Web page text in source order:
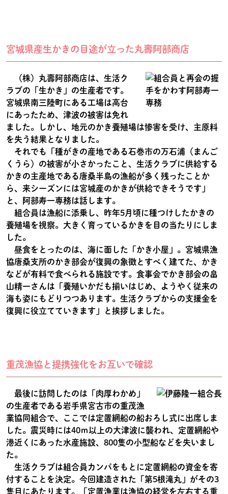
宮城県産生かきの目途が立った丸壽阿部商店
（株）丸壽阿部商店は、生活ク
ラブの「生かき」の生産者です。
宮城県南三陸町にある工場は高台
にあったため、津波の被害は免れ
ました。しかし、地元のかき養殖場は惨害を受け、主原料
を失う結果となりました。
それでも「種がきの産地である石巻市の万石浦（まんご
くうら）の被害が小さかったこと、生活クラブに供給する
かきの主産地である唐桑半島の漁船が多く残ったことか
ら、来シーズンには宮城産のかきが供給できそうです」
と、阿部寿一専務は話します。
組合員は漁船に添乗し、昨年5月頃に種つけしたかきの
養殖場を視察。大きく育っているかきを目の当たりにしま
した。
昼食をとったのは、海に面した「かき小屋」。宮城県漁
協唐桑支所のかき部会が復興の象徴とすべく建てた、かき
などが有料で食べられる施設です。食事会でかき部会の畠
山精一さんは「養殖いかだも揃いはじめ、ようやく従来の
海も姿にもどりつつあります。生活クラブからの支援金を
復興に役立てていきます」と挨拶しました。
重茂漁協と提携強化をお互いで確認
最後に訪問したのは「肉厚わかめ」
の生産者である岩手県宮古市の重茂漁
業協同組合で、ここでは定置網船の船おろし式に出席しま
した。震災時には40ｍ以上の大津波に襲われ、定置網船や
港近くにあった水産施設、800隻の小型船などを失いまし
た。
生活クラブは組合員カンパをもとに定置網船の資金を寄
付することを決定。今回建造された「第5根滝丸」がその3
隻目にあたります。「定置漁業は漁協の経営を左右する重